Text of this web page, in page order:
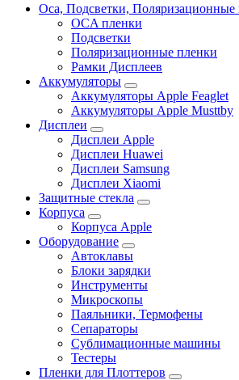
Oca, Подсветки, Поляризационные
OCA пленки
Подсветки
Поляризационные пленки
Рамки Дисплеев
Аккумуляторы
Аккумуляторы Apple Feaglet
Аккумуляторы Apple Musttby
Дисплеи
Дисплеи Apple
Дисплеи Huawei
Дисплеи Samsung
Дисплеи Xiaomi
Защитные стекла
Корпуса
Корпуса Apple
Оборудование
Автоклавы
Блоки зарядки
Инструменты
Микроскопы
Паяльники, Термофены
Сепараторы
Сублимационные машины
Тестеры
Пленки для Плоттеров